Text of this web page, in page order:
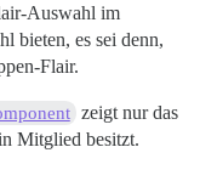
Auswahl im
bieten, es sei denn,
Flair.
zeigt nur das
Mitglied besitzt.